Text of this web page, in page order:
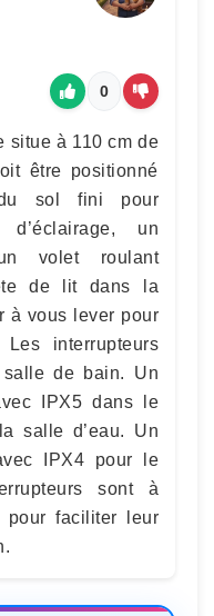
0
situe à 110 cm de
être positionné
sol fini pour
un
volet roulant
de lit dans la
à vous lever pour
interrupteurs
de bain. Un
IPX5 dans le
salle d’eau. Un
IPX4 pour le
sont à
faciliter leur